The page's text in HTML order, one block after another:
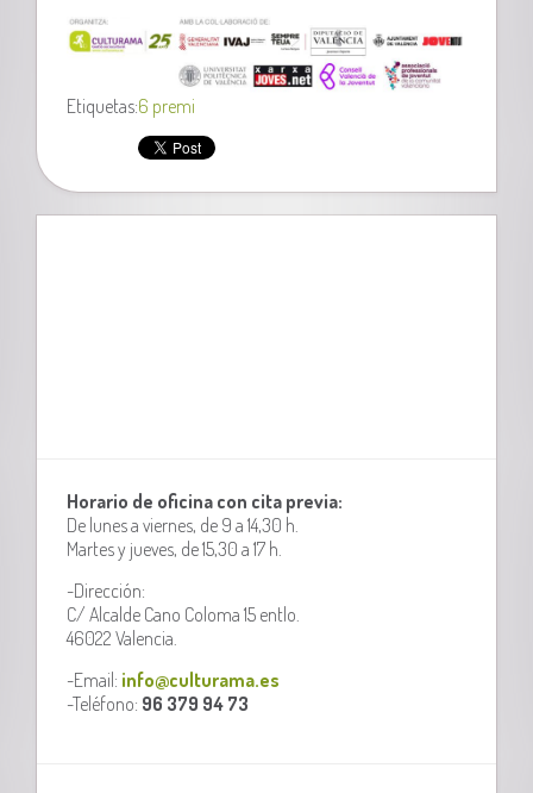
Etiquetas:6 premi
Horario de oficina con cita previa:
De lunes a viernes, de 9 a 14,30 h.
Martes y jueves, de 15,30 a 17 h.
-Dirección:
C/ Alcalde Cano Coloma 15 entlo.
46022 Valencia.
-Email: info@culturama.es
-Teléfono: 96 379 94 73